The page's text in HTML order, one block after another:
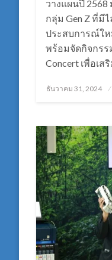
วางแผนปี
กลุ่ม Gen Z ที่มี
ประสบการณ์ใ
พร้อมจัดกิจกรร
Concert เพื่อเ
Posted
ธันวาคม 31, 2024